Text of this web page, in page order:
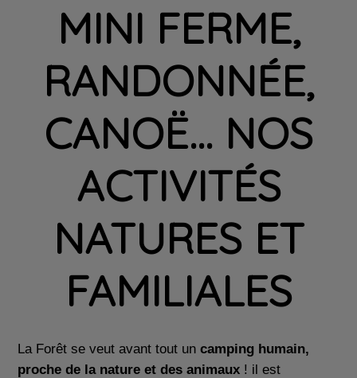
MINI FERME,
RANDONNÉE,
CANOË... NOS
ACTIVITÉS
NATURES ET
FAMILIALES
La Forêt se veut avant tout uncamping humain,
proche de la nature et des animaux ! il est